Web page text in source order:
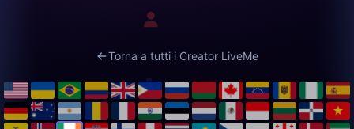
Torna a tutti i Creator LiveMe